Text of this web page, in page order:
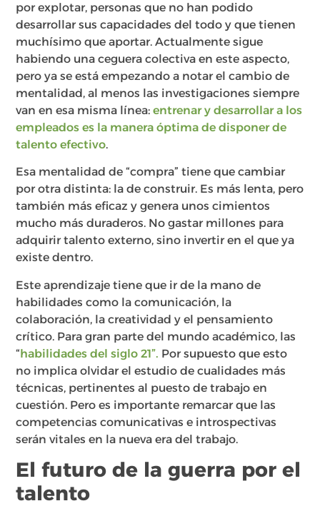
por explotar, personas que no han podido
desarrollar sus capacidades del todo y que tienen
muchísimo que aportar. Actualmente sigue
habiendo una ceguera colectiva en este aspecto,
pero ya se está empezando a notar el cambio de
mentalidad, al menos las investigaciones siempre
van en esa misma línea:entrenar y desarrollar a los
empleados es la manera óptima de disponer de
talento efectivo.
Esa mentalidad de “compra” tiene que cambiar
por otra distinta: la de construir. Es más lenta, pero
también más eficaz y genera unos cimientos
mucho más duraderos. No gastar millones para
adquirir talento externo, sino invertir en el que ya
existe dentro.
Este aprendizaje tiene que ir de la mano de
habilidades como la comunicación, la
colaboración, la creatividad y el pensamiento
crítico. Para gran parte del mundo académico, las
“habilidades del siglo 21”. Por supuesto que esto
no implica olvidar el estudio de cualidades más
técnicas, pertinentes al puesto de trabajo en
cuestión. Pero es importante remarcar que las
competencias comunicativas e introspectivas
serán vitales en la nueva era del trabajo.
El futuro de la guerra por el
talento